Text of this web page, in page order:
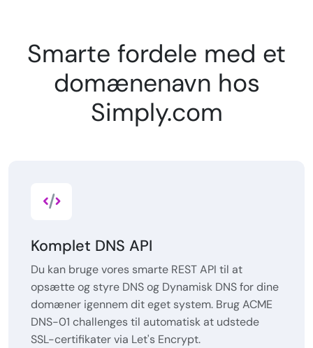
Smarte fordele med et
domænenavn hos
Simply.com
Komplet DNS API
Du kan bruge vores smarte REST API til at
opsætte og styre DNS og Dynamisk DNS for dine
domæner igennem dit eget system. Brug ACME
DNS-01 challenges til automatisk at udstede
SSL-certifikater via Let's Encrypt.